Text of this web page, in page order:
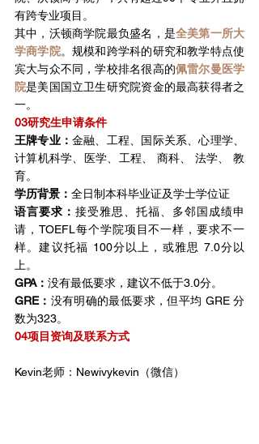
有跨专业项目。
其中，沃顿商学院最负盛名，是全美第一所大
学商学院。规模和跨学科的研究和教学特点使
宾大与众不同，学校排名很高的佩雷尔曼医学
院是美国国立卫生研究院资金的最高获得者之
一。
03研究生申请条件
王牌专业：金融、工程、国际关系、心理学、
计算机科学、医学、工程、 商科、 法学、 教
育。
学历背景： 全日制本科毕业证及学士学位证
语言要求： 接受雅思、托福、多邻国成绩申
请，TOEFL每个学院项目不一样，要求不一
样。建议托福 100分以上，或雅思 7.0分以
上。
GPA： 没有最低要求，建议不低于3.0分。
GRE： 没有明确的最低要求，但平均 GRE 分
数为323。
04项目资询及联系方式
Kevin老师：Newivykevin（微信）